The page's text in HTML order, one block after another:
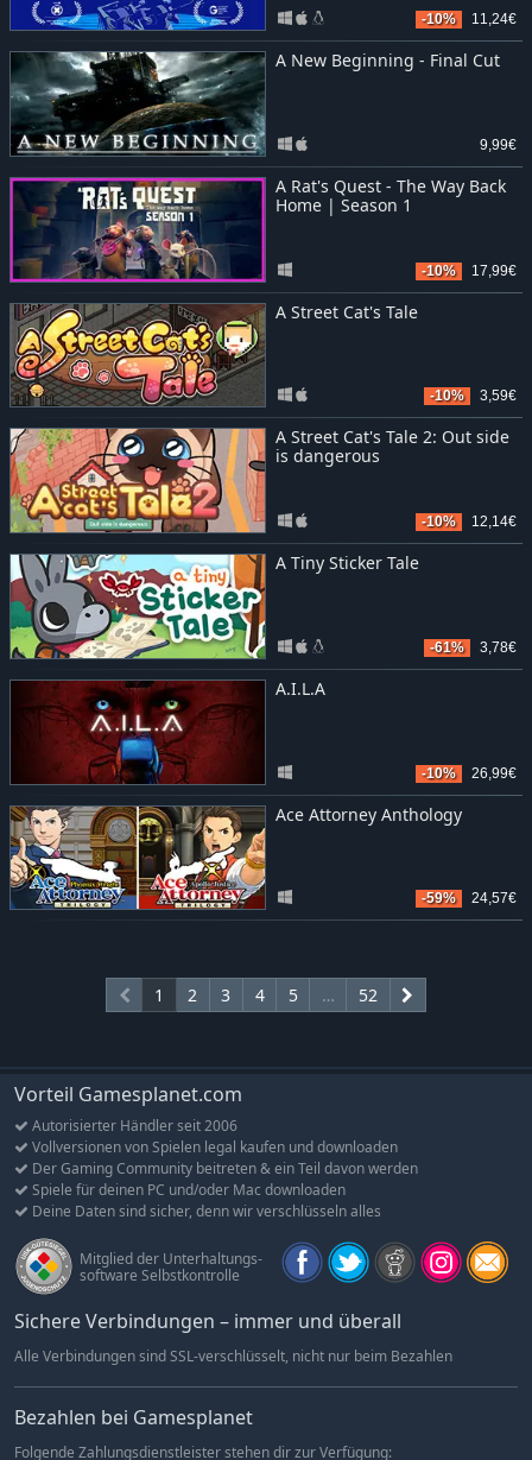
-10% 11,24€
A New Beginning - Final Cut
9,99€
A Rat's Quest - The Way Back
Home | Season 1
-10% 17,99€
A Street Cat's Tale
-10% 3,59€
A Street Cat's Tale 2: Out side
is dangerous
-10% 12,14€
A Tiny Sticker Tale
-61% 3,78€
A.I.L.A
-10% 26,99€
Ace Attorney Anthology
-59% 24,57€
1 2 3 4 5 … 52
Vorteil Gamesplanet.com
Autorisierter Händler seit 2006
Vollversionen von Spielen legal kaufen und downloaden
Der Gaming Community beitreten & ein Teil davon werden
Spiele für deinen PC und/oder Mac downloaden
Deine Daten sind sicher, denn wir verschlüsseln alles
Mitglied der Unterhaltungs-
software Selbstkontrolle
Sichere Verbindungen – immer und überall
Alle Verbindungen sind SSL-verschlüsselt, nicht nur beim Bezahlen
Bezahlen bei Gamesplanet
Folgende Zahlungsdienstleister stehen dir zur Verfügung: